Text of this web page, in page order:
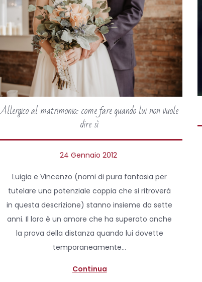
Allergico al matrimonio: come fare quando lui non vuole
dire sì
P
s
t
e
d
o
n
24 Gennaio 20125
Luigia e Vincenzo (nomi di pura fantasia per
tutelare una potenziale coppia che si ritroverà
in questa descrizione) stanno insieme da sette
anni. Il loro è un amore che ha superato anche
la prova della distanza quando lui dovette
temporaneamente…
Continua